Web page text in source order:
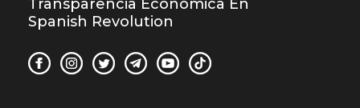
Transparencia Económica En
Spanish Revolution